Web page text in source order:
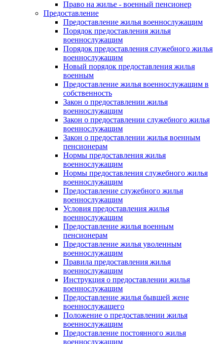
Право на жилье - военный пенсионер
Предоставление
Предоставление жилья военнослужащим
Порядок предоставления жилья
военнослужащим
Порядок предоставления служебного жилья
военнослужащим
Новый порядок предоставления жилья
военным
Предоставление жилья военнослужащим в
собственность
Закон о предоставлении жилья
военнослужащим
Закон о предоставлении служебного жилья
военнослужащим
Закон о предоставлении жилья военным
пенсионерам
Нормы предоставления жилья
военнослужащим
Нормы предоставления служебного жилья
военнослужащим
Предоставление служебного жилья
военнослужащим
Условия предоставления жилья
военнослужащим
Предоставление жилья военным
пенсионерам
Предоставление жилья уволенным
военнослужащим
Правила предоставления жилья
военнослужащим
Инструкция о предоставлении жилья
военнослужащим
Предоставление жилья бывшей жене
военнослужащего
Положение о предоставлении жилья
военнослужащим
Предоставление постоянного жилья
военнослужащим